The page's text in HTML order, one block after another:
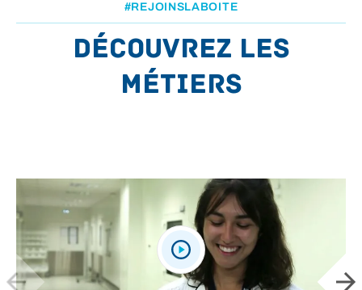
#REJOINSLABOITE
Découvrez les
métiers